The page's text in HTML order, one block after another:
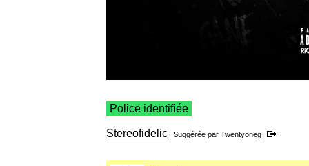
Police identifiée
Stereofidelic Suggérée par Twentyoneg